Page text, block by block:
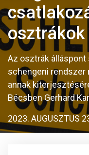
osztrákok
Az osztrák
schengeni rendszer
annak
Bécsben Gerhard
2023. AUGUSZTUS